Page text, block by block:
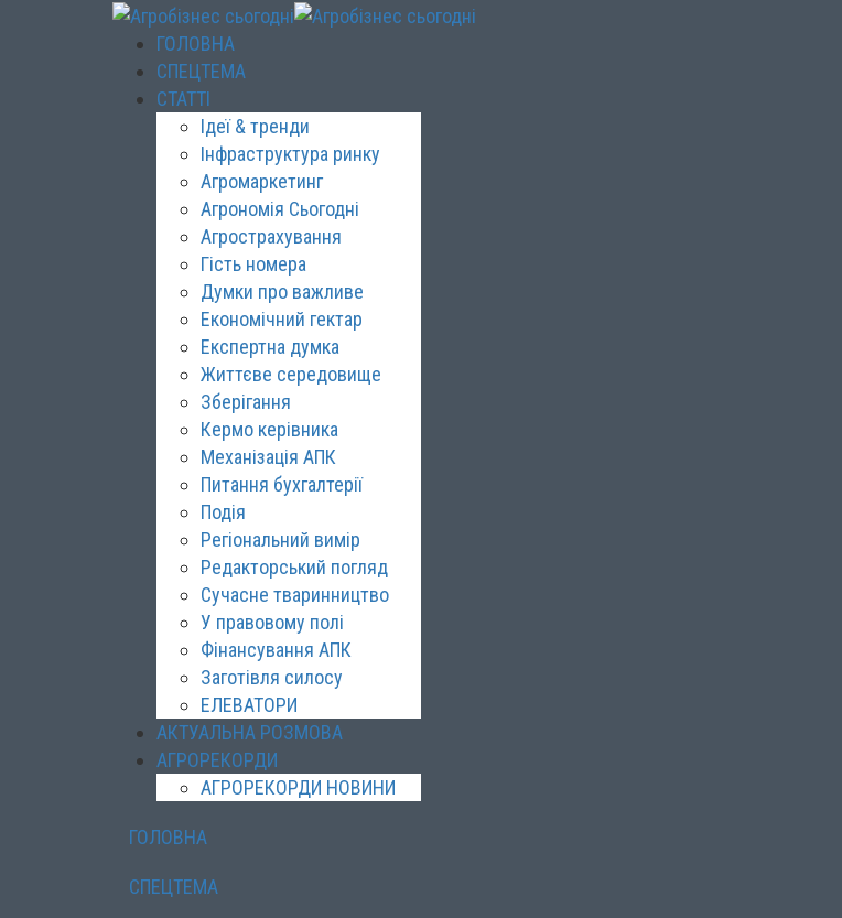
ГОЛОВНА
СПЕЦТЕМА
СТАТТІ
Ідеї & тренди
Інфраструктура ринку
Агромаркетинг
Агрономія Сьогодні
Агрострахування
Гість номера
Думки про важливе
Економічний гектар
Експертна думка
Життєве середовище
Зберігання
Кермо керівника
Механізація АПК
Питання бухгалтерії
Подія
Регіональний вимір
Редакторський погляд
Сучасне тваринництво
У правовому полі
Фінансування АПК
Заготівля силосу
ЕЛЕВАТОРИ
АКТУАЛЬНА РОЗМОВА
АГРОРЕКОРДИ
АГРОРЕКОРДИ НОВИНИ
ГОЛОВНА
СПЕЦТЕМА